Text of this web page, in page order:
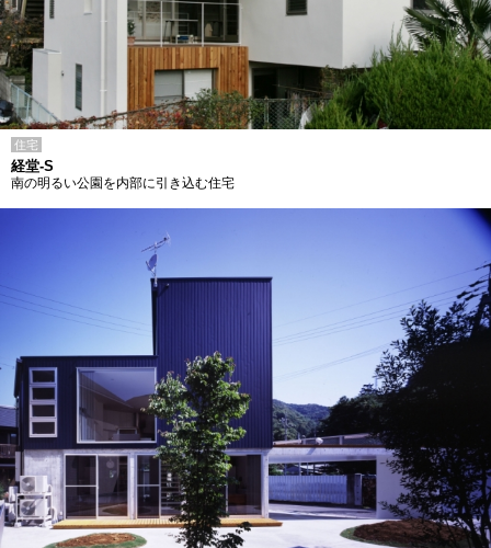
住宅
経堂-S
南の明るい公園を内部に引き込む住宅